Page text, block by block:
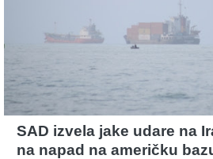
SAD izvela jake udare na
na napad na američku